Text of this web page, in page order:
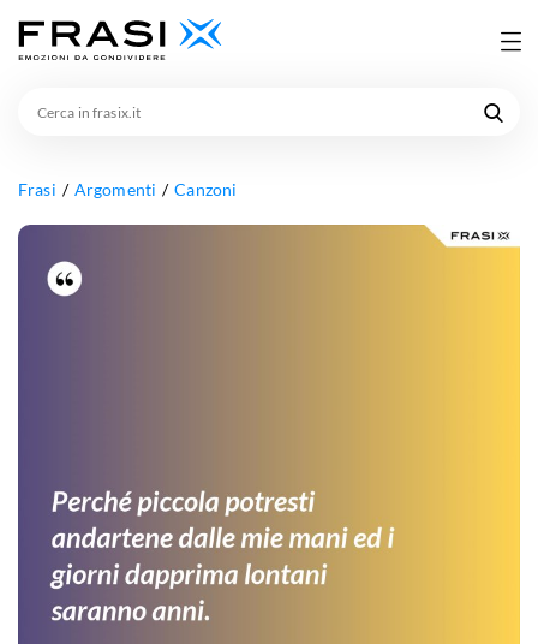
Frasi Argomenti Canzoni
Perché
piccola
mie
mani
ed